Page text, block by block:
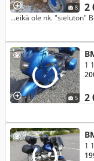
8 2
...eikä ole nk. "sieluton"
5 2
1
1